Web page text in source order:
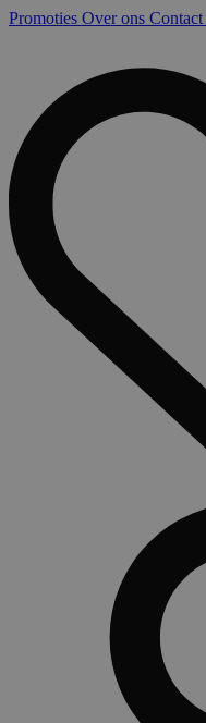
Promoties Over ons Contact